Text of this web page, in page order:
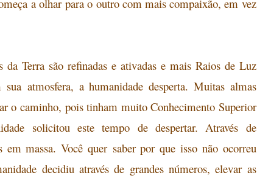
a olharpara o outro com mais compaixão, em vez
da Terra são refinadas e ativadas e mais Raios de Luz
sua atmosfera, a humanidade desperta. Muitas almas
o caminho, pois tinham muito Conhecimento Superior
solicitou este tempo de despertar. Através de
em massa. Você quersaber por que isso não ocorreu
decidiu através de grandes números, elevar as